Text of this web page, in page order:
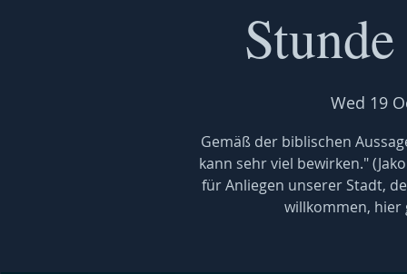
Wed 19
Gemäß der biblischen
kann sehr viel bewirken."
für Anliegen unserer Stadt,
willkommen, hier